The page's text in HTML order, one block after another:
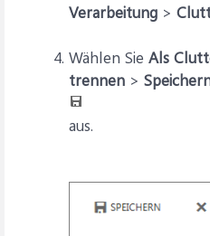
Verarbeitung >
Wählen Sie Als
trennen >
aus.